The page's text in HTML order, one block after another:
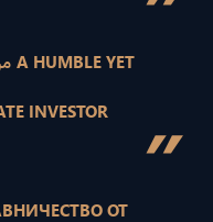
INVESTOR ”
ОТ